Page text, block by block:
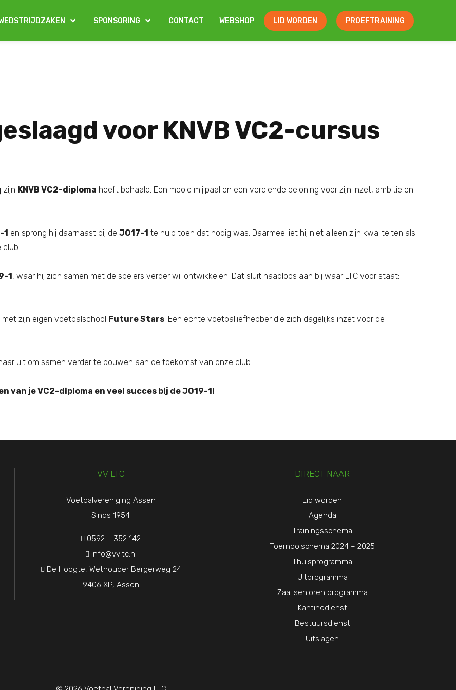
SPONSORING CONTACT WEBSHOP LID WORDEN PROEFTRAINING
voor KNVB VC2-cursus
zijn KNVB VC2-diploma heeft behaald. Een mooie mijlpaal en een verdiende beloning voor zijn inzet, ambitie en
en sprong hij daarnaast bij de JO17-1 te hulp toen dat nodig was. Daarmee liet hij niet alleen zijn kwaliteiten als
club.
1 , waar hij zich samen met de spelers verder wil ontwikkelen. Dat sluit naadloos aan bij waar LTC voor staat:
zijn eigen voetbalschool Future Stars. Een echte voetballiefhebber die zich dagelijks inzet voor de
uit om samen verder te bouwen aan de toekomst van onze club.
je VC2-diploma en veel succes bij de JO19-1!
VV LTC
Voetbalvereniging Assen
Sinds 1954
 0592 – 352 142
 info@vvltc.nl
 De Hoogte, Wethouder Bergerweg 24
9406 XP, Assen
DIRECT NAAR
Lid worden
Agenda
Trainingsschema
Toernooischema 2024 – 2025
Thuisprogramma
Uitprogramma
Zaal senioren programma
Kantinedienst
Bestuursdienst
Uitslagen